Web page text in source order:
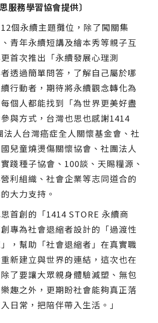
服務學習協會提供〕
個永續主題攤位，除了闖關集
青年永續短講及繪本秀等親子互
首次推出「永續發展心理測
透過簡單問答，了解自己屬於哪
行動者，期待將永續觀念轉化為
個人都能找到「為世界更美好盡
與方式，台灣也思也感謝1414
法人台灣癌症全人關懷基金會、社
兒童燒燙傷關懷協會、社團法人
踐種子協會、100談、天賜糧源、
利組織、社會企業等志同道合的
大力支持。
首創的「1414 STORE 永續商
專為社會退縮者設計的「過渡性
，幫助「社會退縮者」在真實職
新建立與世界的連結，這次也在
了要讓大眾親身體驗減塑、無包
趣之外，更期盼社會能夠真正落
日常，把陪伴帶入生活。」